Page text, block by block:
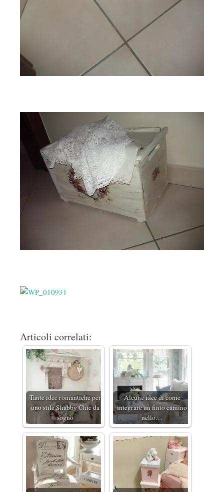
Articoli correlati:
Tante idee romantiche per
uno stile Shabby Chic da
sogno
Alcune idee di come
integrare un finto camino
nello…